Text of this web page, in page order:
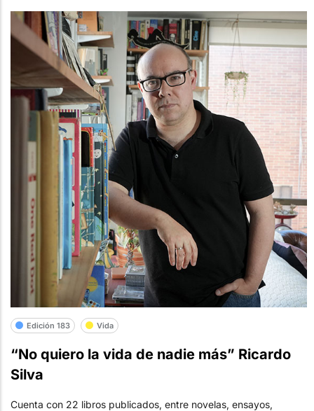
Edición 183 Vida
“No quiero la vida de nadie más” Ricardo
Silva
Cuenta con 22 libros publicados, entre novelas, ensayos,